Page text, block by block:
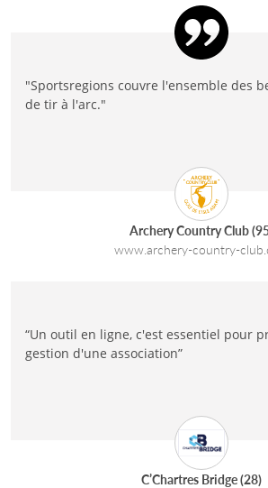
"Sportsregions couvre l'ensemble des
de tir à l'arc."
Archery Country Club
www.archery-country-
“Un outil en ligne, c'est essentiel pour
gestion d'une association”
C’Chartres Bridge (28)